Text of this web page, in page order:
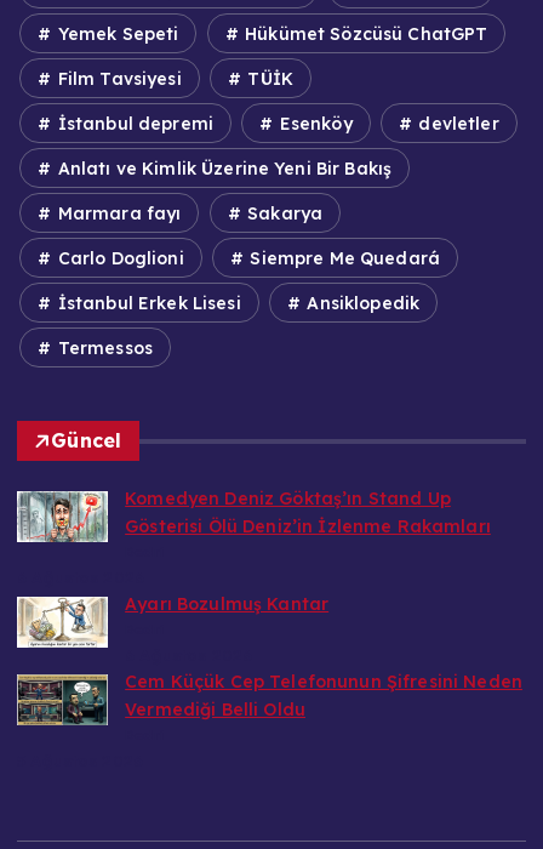
Yemek Sepeti Hükümet Sözcüsü ChatGPT
Film Tavsiyesi TÜİK
İstanbul depremi Esenköy devletler
Anlatı ve Kimlik Üzerine Yeni Bir Bakış
Marmara fayı Sakarya
Carlo Doglioni Siempre Me Quedará
İstanbul Erkek Lisesi Ansiklopedik
Termessos
Güncel
Komedyen Deniz Göktaş’ın Stand Up
Gösterisi Ölü Deniz’in İzlenme Rakamları
Bedri
Bedri
Cem Küçük Cep Telefonunun Şifresini Neden
Vermediği Belli Oldu
Bedri